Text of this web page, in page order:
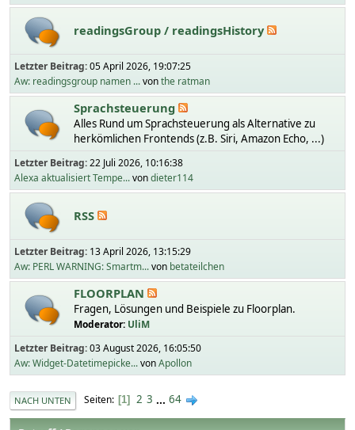
readingsGroup / readingsHistory
Letzter Beitrag:05 April 2026, 19:07:25
Aw: readingsgroup namen ...vonthe ratman
Sprachsteuerung
Alles Rund um Sprachsteuerung als Alternative zu
herkömlichen Frontends (z.B. Siri, Amazon Echo, ...)
Letzter Beitrag:22 Juli 2026, 10:16:38
Alexa aktualisiert Tempe...vondieter114
RSS
Letzter Beitrag: 13 April 2026, 13:15:29
Aw: PERL WARNING: Smartm...von betateilchen
FLOORPLAN
Fragen, Lösungen und Beispiele zu Floorplan.
Moderator: UliM
Letzter Beitrag:03 August 2026, 16:05:50
Aw: Widget-Datetimepicke...vonApollon
NACH UNTEN Seiten 1 2 3 ... 64